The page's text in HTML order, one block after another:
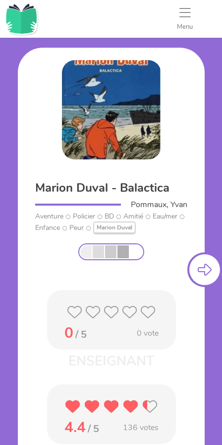
Menu
Marion Duval - Balactica
Pommaux, Yvan
Aventure Policier BD Amitié
Eau/mer
Enfance
Peur Marion Duval
0/ 5 0 vote
4.4/ 5 136 votes